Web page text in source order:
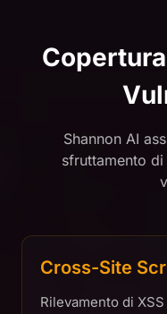
Shannon AI
sfruttamento
Cross-Site
Rilevamento di